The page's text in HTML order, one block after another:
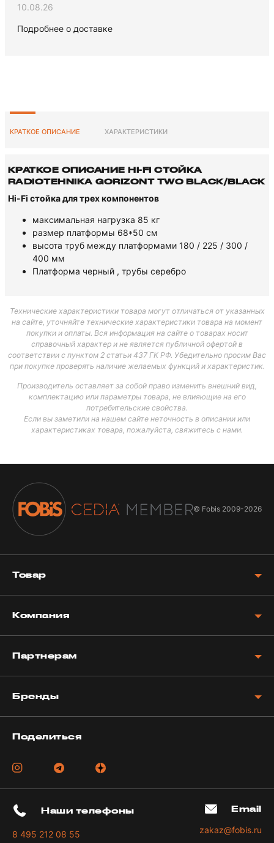
10.08.26
Подробнее о доставке
КРАТКОЕ ОПИСАНИЕ ХАРАКТЕРИСТИКИ
КРАТКОЕ ОПИСАНИЕ HI-FI СТОЙКА
RADIOTEHNIKA GORIZONT TWO BLACK/BLACK
Hi-Fi стойка для трех компонентов
максимальная нагрузка 85 кг
размер платформы 68*50 см
высота труб между платформами 180 / 225 / 300 /
400 мм
Платформа черный , трубы серебро
Технические характеристики товара могут отличаться от указанных
на сайте, уточняйте технические характеристики товара на момент
покупки и оплаты. Вся информация на сайте о товарах носит
справочный характер и не является публичной офертой в
соответствии с пунктом 2 статьи 437 ГК РФ. Убедительно просим Вас
при покупке проверять наличие желаемых функций и характеристик.
Производитель оставляет за собой право изменить внешний вид,
комплектацию или параметры товара, не влияющие на его
потребительские свойства.
Если вы заметили на нашем сайте неточность в описании или
характеристиках товара, пожалуйста, свяжитесь с нами.
© Fobis 2009-2026
Товар
Компания
Партнерам
Бренды
Поделиться
Наши телефоны
8 495 212 08 55
Email
zakaz@fobis.ru